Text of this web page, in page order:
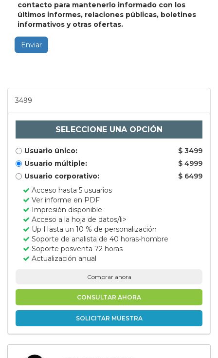
contacto para mantenerlo informado con los
últimos informes, relaciones públicas, boletines
informativos y otras ofertas.
Enviar
3499
SELECCIONE UNA OPCIÓN
Usuario único:
$ 3499
Usuario múltiple:
$ 4999
Usuario corporativo:
$ 6499
Acceso hasta 5 usuarios
Ver informe en PDF
Impresión disponible
Acceso a la hoja de datos/li>
Up Hasta un 10 % de personalización
Soporte de analista de 40 horas-hombre
Soporte posventa 72 horas
Actualización anual
Comprar ahora
CONSULTAR AHORA
SOLICITAR MUESTRA